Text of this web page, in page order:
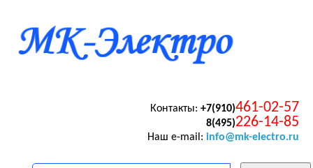
Контакты: +7(910)461-02-57
8(495)226-14-85
Наш e-mail: info@mk-electro.ru